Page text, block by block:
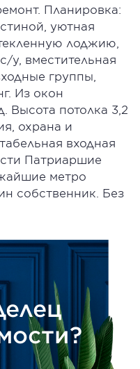
Планировка:
уютная
лоджию,
у, вместительная
группы,
Из окон
Высота потолка 3,2
охрана и
входная
Патриаршие
метро
собственник. Без